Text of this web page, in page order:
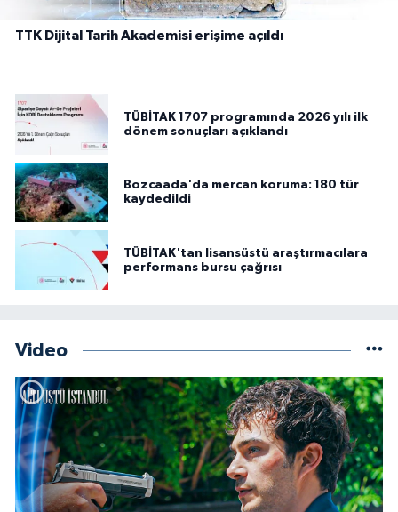
TTK Dijital Tarih Akademisi erişime açıldı
TÜBİTAK 1707 programında 2026 yılı ilk
dönem sonuçları açıklandı
Bozcaada'da mercan koruma: 180 tür
kaydedildi
TÜBİTAK'tan lisansüstü araştırmacılara
performans bursu çağrısı
Video